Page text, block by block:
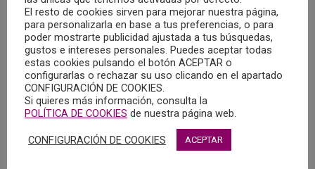
Junta de de Gobierno del Consejo General de Colegios
Oficiales de Psicólogos, a la que asistió la Decana del
Colegio Oficial de la Psicología de Castilla-La Mancha,
María Dolores Gómez Castillo.
Algunos de los asuntos que se abordaron fueron la
realizadas a nivel institucional con otros organismos e
El resto de cookies sirven para mejorar nuestra página,
para personalizarla en base a tus preferencias, o para
poder mostrarte publicidad ajustada a tus búsquedas,
gustos e intereses personales. Puedes aceptar todas
estas cookies pulsando el botón ACEPTAR o
configurarlas o rechazar su uso clicando en el apartado
CONFIGURACIÓN DE COOKIES.
Si quieres más información, consulta la
POLÍTICA DE COOKIES de nuestra página web.
CONFIGURACIÓN DE COOKIES ACEPTAR